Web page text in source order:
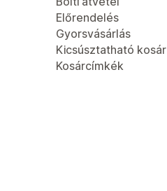
Előrendelés
Gyorsvásárlás
Kicsúsztatható kosár
Kosárcímkék